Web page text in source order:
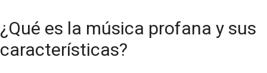
¿Qué es la música profana y sus
características?